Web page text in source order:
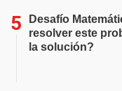
Desafío
resolver este
la solución?